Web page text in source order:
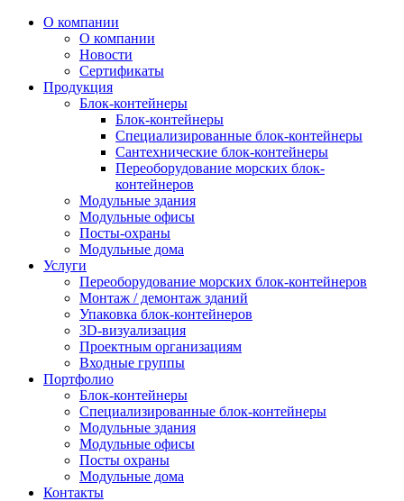
О компании
О компании
Новости
Сертификаты
Продукция
Блок-контейнеры
Блок-контейнеры
Специализированные блок-контейнеры
Сантехнические блок-контейнеры
Переоборудование морских блок-
контейнеров
Модульные здания
Модульные офисы
Посты-охраны
Модульные дома
Услуги
Переоборудование морских блок-контейнеров
Монтаж / демонтаж зданий
Упаковка блок-контейнеров
3D-визуализация
Проектным организациям
Входные группы
Портфолио
Блок-контейнеры
Специализированные блок-контейнеры
Модульные здания
Модульные офисы
Посты охраны
Модульные дома
Контакты